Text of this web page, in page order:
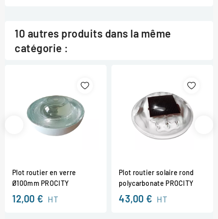
10 autres produits dans la même
catégorie :
Plot routier en verre
Ø100mm PROCITY
12,00 € HT
Plot routier solaire rond
polycarbonate PROCITY
43,00 € HT